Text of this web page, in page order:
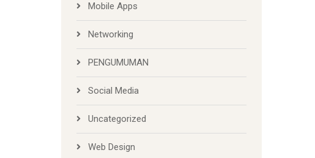
Mobile Apps
Networking
PENGUMUMAN
Social Media
Uncategorized
Web Design